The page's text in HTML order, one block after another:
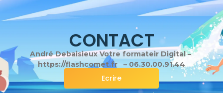
CONTACT
André Debaisieux Votre formateir Digital –
https://flashcomet.fr – 06.30.00.91.44
Ecrire